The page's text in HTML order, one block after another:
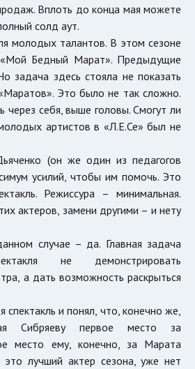
Вплоть до конца мая можете
солд аут.
молодых талантов. В этом сезоне
Бедный Марат». Предыдущие
задача здесь стояла не показать
Это было не так сложно.
через себя, выше головы. Смогут ли
артистов в «Л.Е.Се» был не
(он же один из педагогов
усилий, чтобы им помочь. Это
Режиссура – минимальная.
актеров, замени другими – и нету
случае – да. Главная задача
не демонстрировать
а дать возможность раскрыться
и понял, что, конечно же,
Сибряеву первое место за
место ему, конечно, за Марата
это лучший актер сезона, уже нет